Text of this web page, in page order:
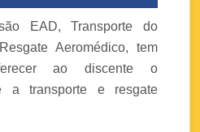
EAD, Transporte do
Aeromédico, tem
ao discente o
a transporte e resgate